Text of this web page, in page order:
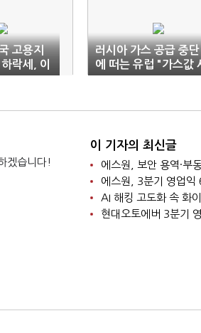
고용지
락세, 이
러시아 가스 공급 중단
에 떠는 유럽 "가스값
상 최고치"
겠습니다!
이 기자의 최신글
에스원, 보안 용역·부
에스원, 3분기 영업
현대오토에버 3분기